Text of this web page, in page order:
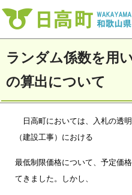
ランダム係数を用
の算出について
日 高町においては、入札の透
（建設工事）における
最低制限価格について、予定価
てきました。しかし、